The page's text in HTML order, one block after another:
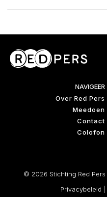
NAVIGEER
Over Red Pers
Meedoen
Contact
Colofon
© 2026 Stichting Red
Privacybeleid